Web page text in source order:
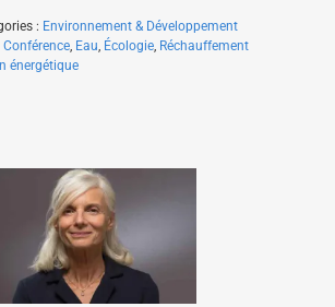
: Environnement & Développement
Conférence, Eau, Écologie, Réchauffement
énergétique
Creuzet donne une
conférence sur la
responsabilité
environnementale des
entreprises pour une
CCI